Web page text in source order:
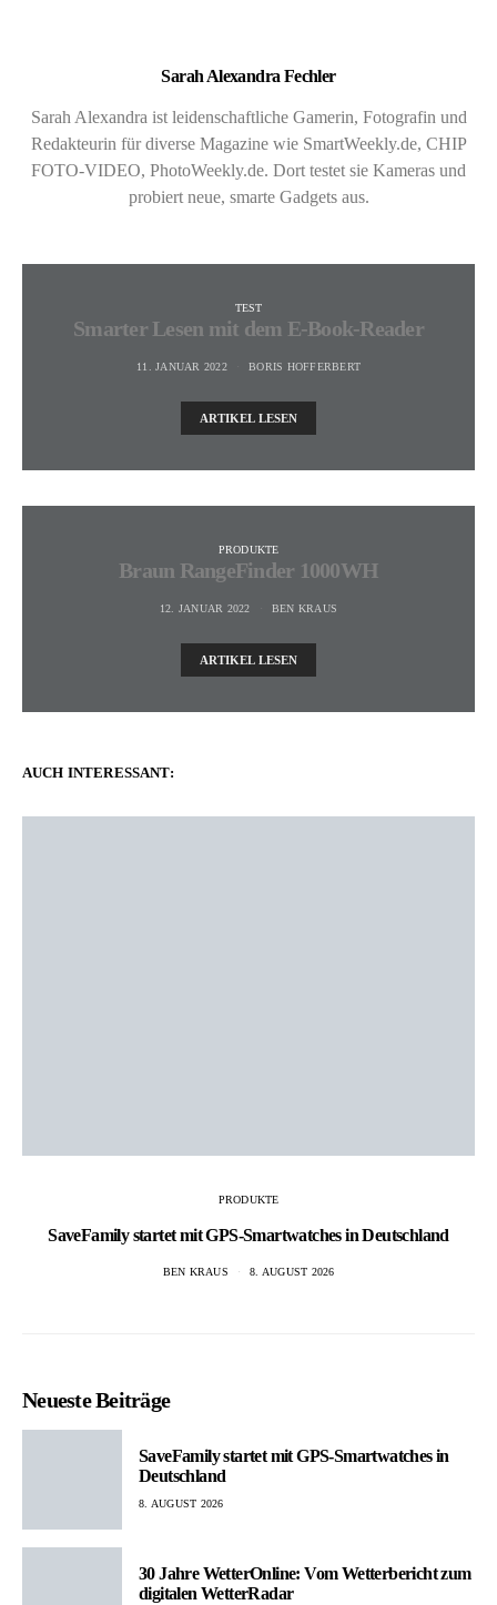
Sarah Alexandra Fechler
Sarah Alexandra ist leidenschaftliche Gamerin, Fotografin und
Redakteurin für diverse Magazine wie SmartWeekly.de, CHIP
FOTO-VIDEO, PhotoWeekly.de. Dort testet sie Kameras und
probiert neue, smarte Gadgets aus.
TEST
Smarter Lesen mit dem E-Book-Reader
11. JANUAR 2022 BORIS HOFFERBERT
ARTIKEL LESEN
PRODUKTE
Braun RangeFinder 1000WH
12. JANUAR 2022 BEN KRAUS
ARTIKEL LESEN
AUCH INTERESSANT:
PRODUKTE
SaveFamily startet mit GPS-Smartwatches in Deutschland
BEN KRAUS 8. AUGUST 2026
Neueste Beiträge
SaveFamily startet mit GPS-Smartwatches in
Deutschland
8. AUGUST 2026
30 Jahre WetterOnline: Vom Wetterbericht zum
digitalen WetterRadar